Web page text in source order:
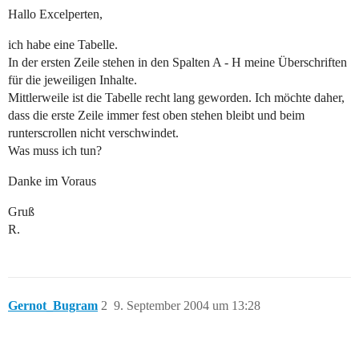
Hallo Excelperten,
ich habe eine Tabelle.
In der ersten Zeile stehen in den Spalten A - H meine Überschriften
für die jeweiligen Inhalte.
Mittlerweile ist die Tabelle recht lang geworden. Ich möchte daher,
dass die erste Zeile immer fest oben stehen bleibt und beim
runterscrollen nicht verschwindet.
Was muss ich tun?
Danke im Voraus
Gruß
R.
Gernot_Bugram 9. September 2004 um 13:28
2